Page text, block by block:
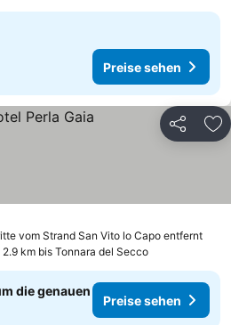
Preise sehen
Teilen
vom Strand San Vito lo Capo entfernt
2.9 km bis Tonnara del Secco
die genauen
Preise sehen